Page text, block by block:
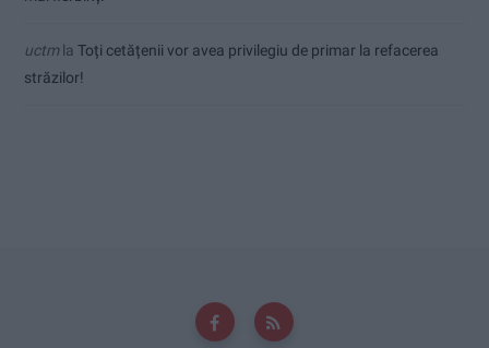
uctmla Toți cetățenii vor avea privilegiu de primar la refacerea
străzilor!